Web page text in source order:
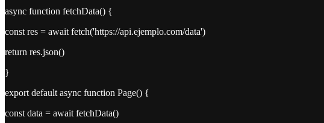
async function fetchData() {
const res = await fetch('https://api.ejemplo.com/data')
return res.json()
}
export default async function Page() {
const data = await fetchData()